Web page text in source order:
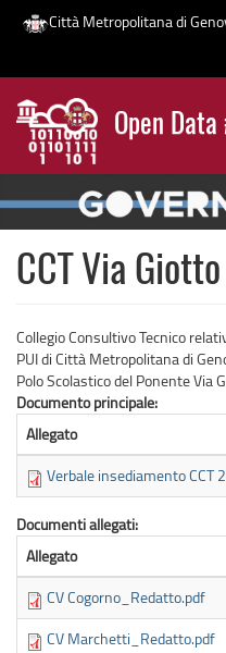
Salta
contenuto
principale
Città Metropolitana di
Open
News
CCT Via Giotto
Collegio Consultivo Tecnico
PUI di Città Metropolitana di
Polo Scolastico del Ponente
Documento principale:
Allegato
Verbale insediamento CCT
Documenti allegati:
Allegato
CV Cogorno_Redatto.pdf
CV Marchetti_Redatto.pdf